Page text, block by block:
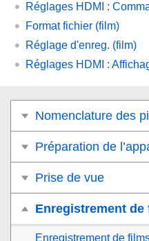
Réglages HDMI
:
Format fichier (film)
Réglage d'enreg. (film)
Réglages HDMI
:
Nomenclature des
Préparation de
Prise de vue
Enregistrement de
Enregistrement de